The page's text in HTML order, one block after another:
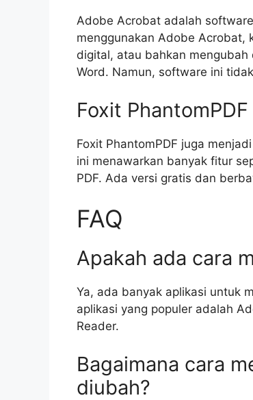
Adobe Acrobat adalah
menggunakan Adobe Acrobat,
digital, atau bahkan
Word. Namun, software ini
Foxit PhantomPDF
Foxit PhantomPDF juga
ini menawarkan banyak fitur
PDF. Ada versi gratis dan
FAQ
Apakah ada cara
Ya, ada banyak aplikasi untuk
aplikasi yang populer adalah
Reader.
Bagaimana cara
diubah?